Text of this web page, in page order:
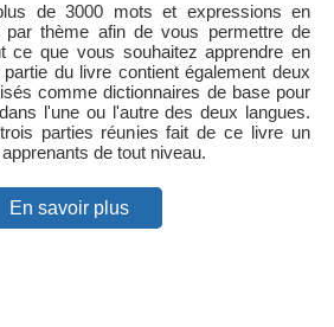
de 3000 mots et expressions en
par thème afin de vous permettre de
ce que vous souhaitez apprendre en
du livre contient également deux
comme dictionnaires de base pour
l'une ou l'autre des deux langues.
parties réunies fait de ce livre un
de tout niveau.
En savoir plus